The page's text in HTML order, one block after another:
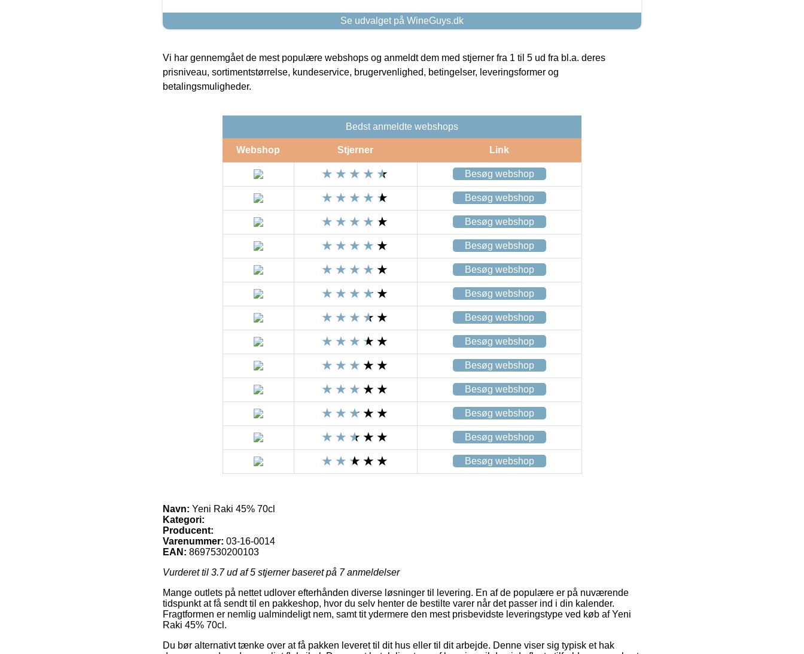
Se udvalget på WineGuys.dk
Vi har gennemgået de mest populære webshops og anmeldt dem med stjerner fra 1 til 5 ud fra bl.a. deres
prisniveau, sortimentstørrelse, kundeservice, brugervenlighed, betingelser, leveringsformer og
betalingsmuligheder.
Bedst anmeldte webshops
Webshop Stjerner Link
Besøg webshop
Besøg webshop
Besøg webshop
Besøg webshop
Besøg webshop
Besøg webshop
Besøg webshop
Besøg webshop
Besøg webshop
Besøg webshop
Besøg webshop
Besøg webshop
Besøg webshop
Navn: Yeni Raki 45% 70cl
Kategori:
Producent:
Varenummer: 03-16-0014
EAN: 8697530200103
Vurderet til 3.7ud af 5 stjerner baseret på 7anmeldelser
Mange outlets på nettet udlover efterhånden diverse løsninger til levering. En af de populære er på nuværende
tidspunkt at få sendt til en pakkeshop, hvor du selv henter de bestilte varer når det passer ind i din kalender.
Fragtformen er nemlig ualmindeligt nem, samt tit ydermere den mest prisbevidste leveringstype ved køb af Yeni
Raki 45% 70cl.
Du bør alternativt tænke over at få pakken leveret til dit hus eller til dit arbejde. Denne viser sig typisk et hak